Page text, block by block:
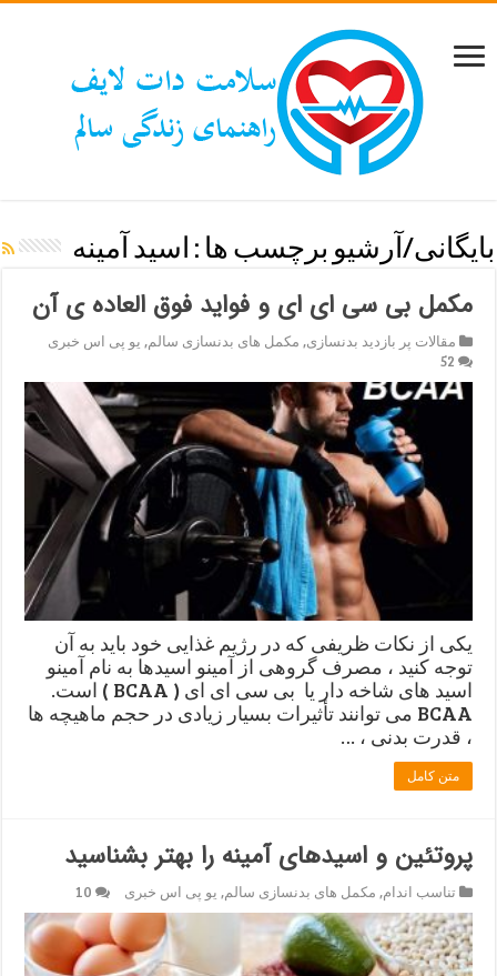
بایگانی/آرشیو برچسب ها : اسید آمینه
مکمل بی سی ای ای و فواید فوق العاده ی آن
مقالات پر بازدید بدنسازی, مکمل های بدنسازی سالم, یو پی اس خبری
52
یکی از نکات ظریفی که در رژیم غذایی خود باید به آن
توجه کنید ، مصرف گروهی از آمینو اسیدها به نام آمینو
اسید های شاخه دار یا بی سی ای ای ( BCAA ) است.
BCAA می توانند تأثیرات بسیار زیادی در حجم ماهیچه ها
، قدرت بدنی ، …
متن کامل
پروتئین و اسیدهای آمینه را بهتر بشناسید
تناسب اندام, مکمل های بدنسازی سالم, یو پی اس خبری 10